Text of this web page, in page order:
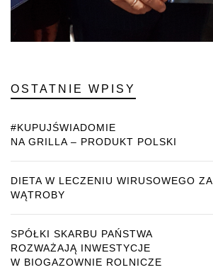
OSTATNIE WPISY
#KUPUJŚWIADOMIE
NA GRILLA – PRODUKT POLSKI
DIETA W LECZENIU WIRUSOWEGO
WĄTROBY
SPÓŁKI SKARBU PAŃSTWA
ROZWAŻAJĄ INWESTYCJE
W BIOGAZOWNIE ROLNICZE